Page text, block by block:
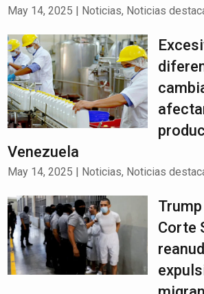
May 14, 2025 | Noticias, Noticias
Venezuela
May 14, 2025 | Noticias, Noticias
Corte